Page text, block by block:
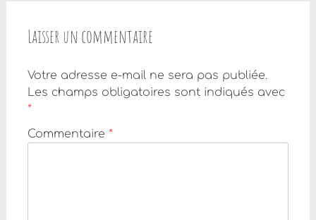
Laisser un commentaire
Votre adresse e-mail ne sera pas publiée.
Les champs obligatoires sont indiqués avec
*
Commentaire *